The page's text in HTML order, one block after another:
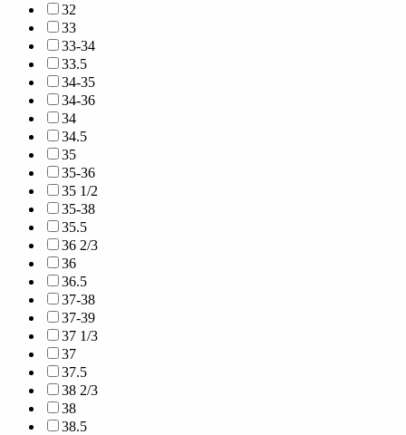
32
33
33-34
33.5
34-35
34-36
34
34.5
35
35-36
35 1/2
35-38
35.5
36 2/3
36
36.5
37-38
37-39
37 1/3
37
37.5
38 2/3
38
38.5